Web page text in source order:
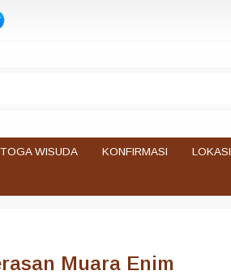
WISUDA KONFIRMASI LOKASI
Muara Enim